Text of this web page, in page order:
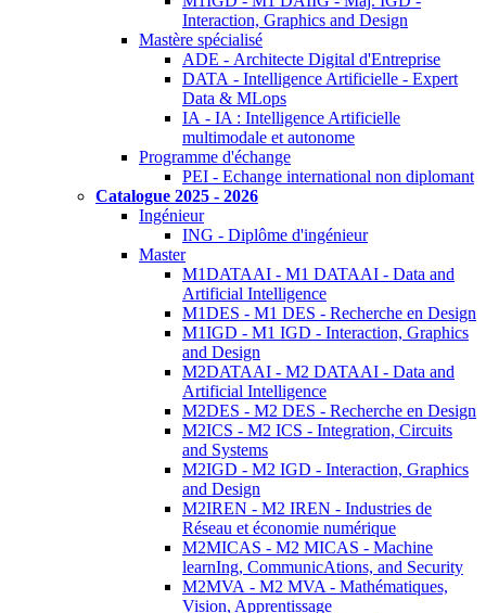
Interaction, Graphics and Design
Mastère spécialisé
ADE - Architecte Digital d'Entreprise
DATA - Intelligence Artificielle - Expert
Data & MLops
IA - IA : Intelligence Artificielle
multimodale et autonome
Programme d'échange
PEI - Echange international non diplomant
Catalogue 2025 - 2026
Ingénieur
ING - Diplôme d'ingénieur
Master
M1DATAAI - M1 DATAAI - Data and
Artificial Intelligence
M1DES - M1 DES - Recherche en Design
M1IGD - M1 IGD - Interaction, Graphics
and Design
M2DATAAI - M2 DATAAI - Data and
Artificial Intelligence
M2DES - M2 DES - Recherche en Design
M2ICS - M2 ICS - Integration, Circuits
and Systems
M2IGD - M2 IGD - Interaction, Graphics
and Design
M2IREN - M2 IREN - Industries de
Réseau et économie numérique
M2MICAS - M2 MICAS - Machine
learnIng, CommunicAtions, and Security
M2MVA - M2 MVA - Mathématiques,
Vision, Apprentissage